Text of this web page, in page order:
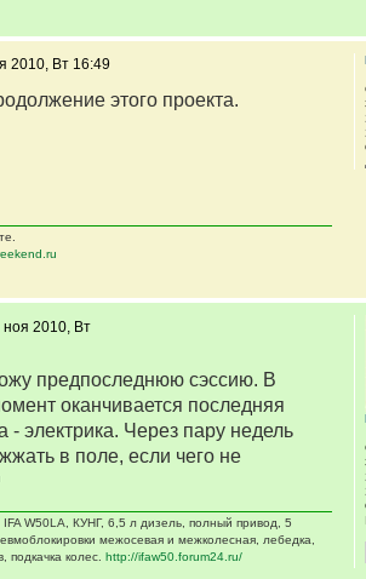
2010, Вт 16:49
этого проекта.
2010, Вт
предпоследнюю сэссию. В
оканчивается последняя
- электрика. Через пару недель
в поле, если чего не
W50LA, КУНГ, 6,5 л дизель, полный привод, 5
межосевая и межколесная, лебедка,
подкачка колес. http://ifaw50.forum24.ru/